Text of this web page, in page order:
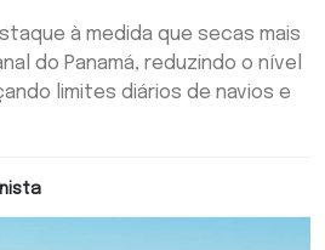
à medida que secas mais
do Panamá, reduzindo o nível
limites diários de navios e